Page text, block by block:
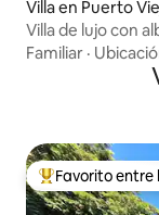
Villa en Puerto
Villa de lujo con
del pueblo
Familiar ·
De los mejores
Favorito entre